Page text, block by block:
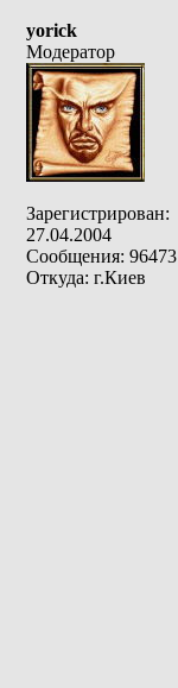
yorick
Модератор
Зарегистрирован:
27.04.2004
Сообщения: 96473
Откуда: г.Киев